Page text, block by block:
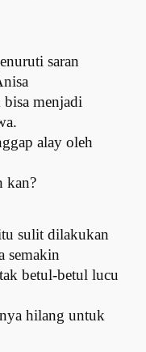
saran
menjadi
alay oleh
kan?
sulit dilakukan
semakin
betul-betul lucu
hilang untuk